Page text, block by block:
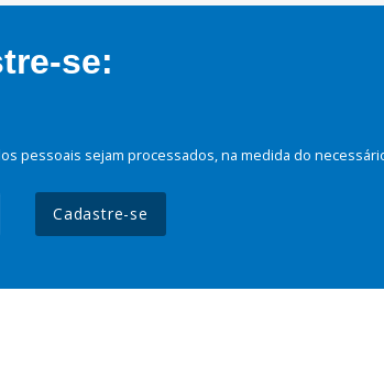
se:
pessoais sejam processados, na medida do
Cadastre-se